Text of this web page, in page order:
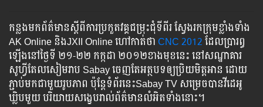
កន្លង​មក​ព័ត៌មាន​ស្ដី​ពី​ការ​ប្រកួត​វគ្គ​ជម្រុះ​ជុំ​ទីពីរ ស្វែងរក​ក្រុម​ខ្លាំង​ទាំង​
AK Online និង​JXII Online ហៅ​កាត់​ថាCNC 2012ដែល​ប្រារព្ធ​
ឡើង​នៅ​ថ្ងៃ​ទី ២១-២២ កក្កដា ២០១២​ខាង​មុខ​នេះ នៅ​សណ្ឋាគារ​
សូហ្វីតែល​សៀមរាប Sabay ចេញ​តែ​អត្ថបទ​ឲ្យ​ប្រិយមិត្ត​អាន ដោយ​
ភ្ជាប់​មក​ជាមួយ​រូបភាព ប៉ុន្តែ​ទំព័រ​នេះ​Sabay TV សម្រេច​បាន​វីដេអូ​
ឃ្លិប​មួយ បរិយាយ​សង្ខេប​រាល់​ព័ត៌មាន​លំអិត​ទាំង​នោះ។